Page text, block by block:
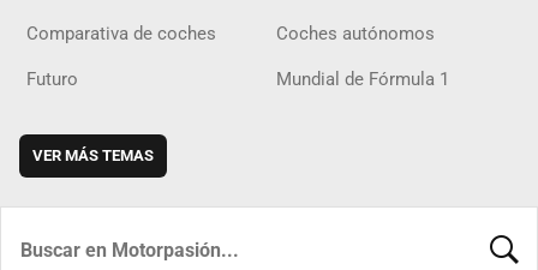
Comparativa de coches Coches autónomos
Futuro Mundial de Fórmula 1
VER MÁS TEMAS